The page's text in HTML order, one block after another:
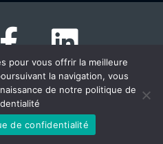
– 2024
pour vous offrir la meilleure
la navigation, vous
de notre politique de
de confidentialité